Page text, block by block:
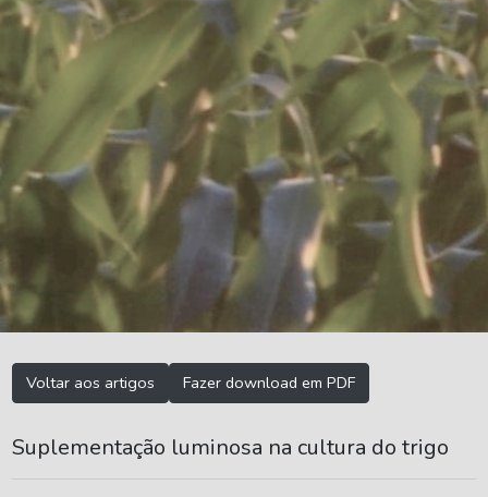
Voltar aos artigos Fazer download em PDF
Suplementação luminosa na cultura do trigo